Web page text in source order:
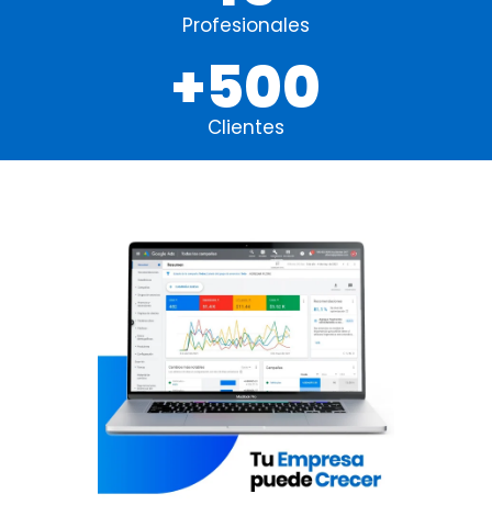
Profesionales
Clientes
+500